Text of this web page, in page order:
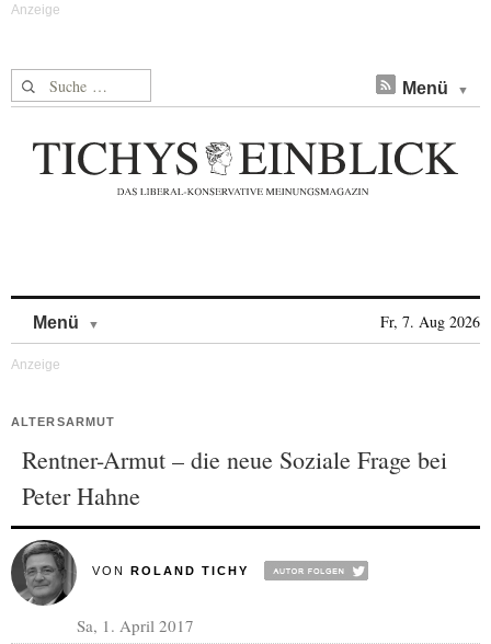
Suche nach: Menü
Menü Fr, 7. Aug 2026
ALTERSARMUT
Rentner-Armut – die neue Soziale Frage bei
Peter Hahne
VON ROLAND TICHY
Sa, 1. April 2017